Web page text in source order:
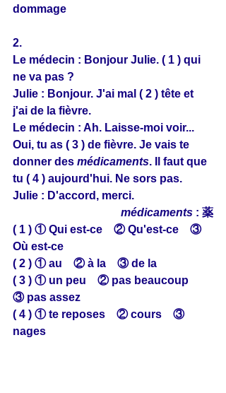
dommage
2.
Le médecin : Bonjour Julie. ( 1 ) qui
ne va pas ?
Julie : Bonjour. J'ai mal ( 2 ) tête et
j'ai de la fièvre.
Le médecin : Ah. Laisse-moi voir...
Oui, tu as ( 3 ) de fièvre. Je vais te
donner des médicaments. Il faut que
tu ( 4 ) aujourd'hui. Ne sors pas.
Julie : D'accord, merci.
médicaments : 薬
( 1 ) ① Qui est-ce　② Qu'est-ce　③
Où est-ce
( 2 ) ① au　② à la　③ de la
( 3 ) ① un peu　② pas beaucoup
③ pas assez
( 4 ) ① te reposes　② cours　③
nages